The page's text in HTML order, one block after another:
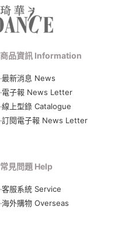
商品資訊 Information
‧最新消息 News
‧電子報 News Letter
‧線上型錄 Catalogue
‧訂閱電子報 News Letter
常見問題 Help
‧客服系統 Service
‧海外購物 Overseas